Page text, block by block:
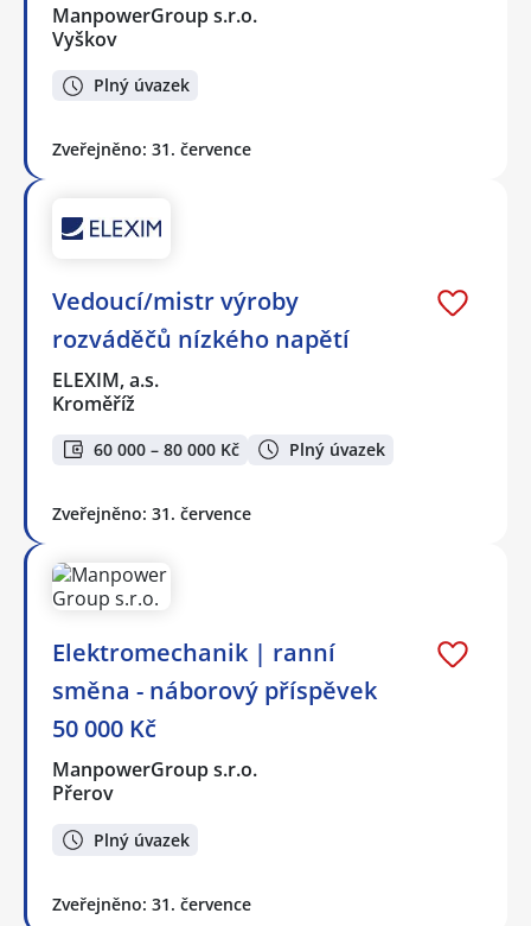
ManpowerGroup s.r.o.
Vyškov
Plný úvazek
Zveřejněno: 31. července
Vedoucí/mistr výroby
rozváděčů nízkého napětí
ELEXIM, a.s.
Kroměříž
60 000 – 80 000 Kč Plný úvazek
Zveřejněno: 31. července
Elektromechanik | ranní
směna - náborový příspěvek
50 000 Kč
ManpowerGroup s.r.o.
Přerov
Plný úvazek
Zveřejněno: 31. července